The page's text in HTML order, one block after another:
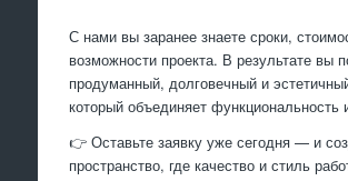
С нами вы заранее знаете сроки,
возможности проекта. В результате вы
продуманный, долговечный и
который объединяет функциональность
👉 Оставьте заявку уже сегодня — и
пространство, где качество и стиль